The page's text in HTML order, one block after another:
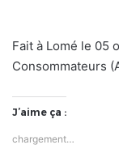
Fait à Lomé le 05
Consommateurs
J’aime ça :
chargement…